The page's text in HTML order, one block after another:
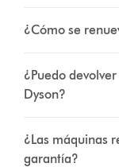
¿Cómo se
¿Puedo
Dyson?
¿Las máquinas
garantía?